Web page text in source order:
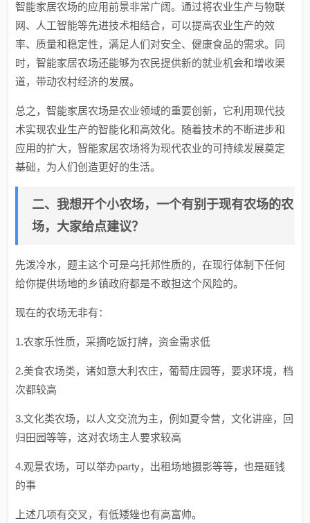
智能家居农场的应用前景非常广阔。通过将农业生产与物联
网、人工智能等先进技术相结合，可以提高农业生产的效
率、质量和稳定性，满足人们对安全、健康食品的需求。同
时，智能家居农场还能够为农民提供新的就业机会和增收渠
道，带动农村经济的发展。
总之，智能家居农场是农业领域的重要创新，它利用现代技
术实现农业生产的智能化和高效化。随着技术的不断进步和
应用的扩大，智能家居农场将为现代农业的可持续发展奠定
基础，为人们创造更好的生活。
二、我想开个小农场，一个有别于现有农场的农
场，大家给点建议？
先泼冷水，题主这个可是乌托邦性质的，在现行体制下任何
给你提供场地的乡镇政府都是不敢担这个风险的。
现在的农场无非有：
1.农家乐性质，采摘吃饭打牌，资金需求低
2.美食农场类，诸如意大利农庄，葡萄庄园等，要求环境，档
次都较高
3.文化类农场，以人文交流为主，例如夏令营，文化讲座，回
归田园等等，这对农场主人要求较高
4.观景农场，可以举办party，出租场地摄影等等，也是砸钱
的事
上述几项有交叉，有低矮矬也有高富帅。